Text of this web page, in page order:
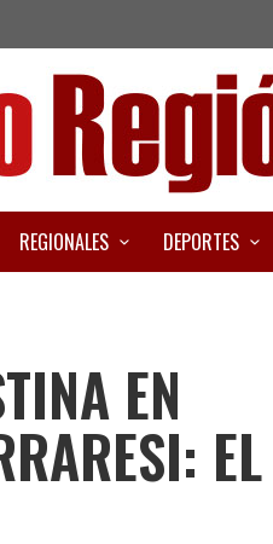
REGIONALES DEPORTES
EN
EL